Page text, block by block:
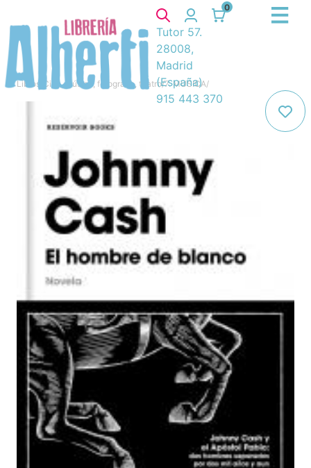
0
Tutor 57.
28008,
Madrid
(España)
915 443 370
Libros Cine, música, fotografía, teatro/7. MUSICA/